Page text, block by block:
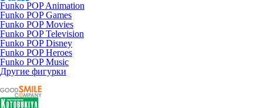
Funko POP Animation
Funko POP Games
Funko POP Movies
Funko POP Television
Funko POP Disney
Funko POP Heroes
Funko POP Music
Другие фигурки